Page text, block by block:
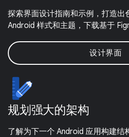
探索界面设计指南和示例，打造出
Android 样式和主题，下载基于
设计界面
规划强大的架构
了解为下一个 Android 应用构建结